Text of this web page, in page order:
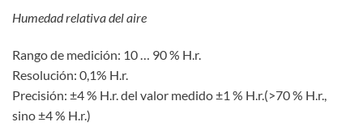
Humedad relativa del aire
Rango de medición: 10 … 90 % H.r.
Resolución: 0,1% H.r.
Precisión: ±4 % H.r. del valor medido ±1 % H.r.(>70 % H.r.,
sino ±4 % H.r.)